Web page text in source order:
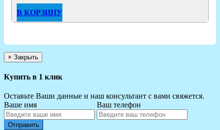
В КОРЗИНУ
× Закрыть
Купить в 1 клик
Оставьте Ваши данные и наш консультант с вами свяжется.
Ваше имя
Ваш телефон
Отправить